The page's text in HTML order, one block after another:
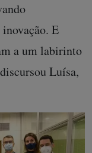
E
a um labirinto
Luísa,